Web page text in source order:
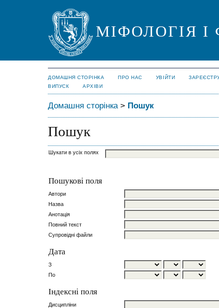
МІФОЛОГІЯ
ДОМАШНЯ СТОРІНКА ПРО НАС УВІЙТИ
ВИПУСК
АРХІВИ
Домашня сторінка> Пошук
Пошук
Шукати в усіх полях
Пошукові поля
Автори
Назва
Анотація
Повний текст
Супровідні файли
Дата
З
По
Індексні поля
Дисципліни